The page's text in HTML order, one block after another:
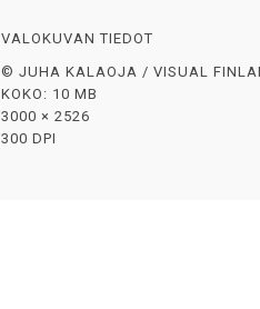
VALOKUVAN TIEDOT
© JUHA KALAOJA / VISUAL
KOKO: 10 MB
3000 × 2526
300 DPI